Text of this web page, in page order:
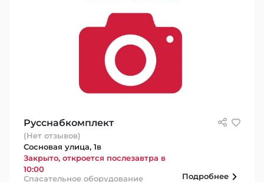
Русснабкомплект
(Нет отзывов)
Сосновая улица, 1в
Закрыто, откроется послезавтра в
10:00
Спасательное оборудование
Подробнее